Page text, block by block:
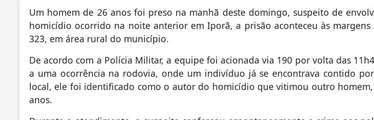
Um homem de 26 anos foi preso na manhã deste domingo, suspeito de
homicídio ocorrido na noite anterior em Iporã, a prisão aconteceu às margens
323, em área rural do município.
De acordo com a Polícia Militar, a equipe foi acionada via 190 por volta das
a uma ocorrência na rodovia, onde um indivíduo já se encontrava contido
local, ele foi identificado como o autor do homicídio que vitimou outro
anos.